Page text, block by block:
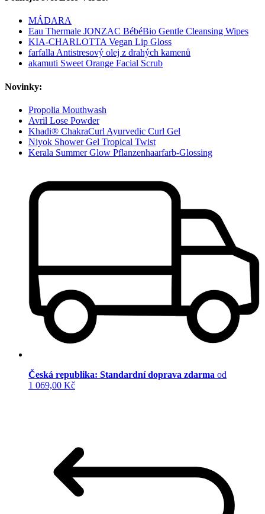
MÁDARA
Eau Thermale JONZAC BébéBio Gentle Cleansing Wipes
KIA-CHARLOTTA Vegan Lip Gloss
farfalla Antistresový olej z drahých kamenů
akamuti Sweet Orange Facial Scrub
Novinky:
Propolia Mouthwash
Avril Lose Powder
Khadi® ChakraCurl Ayurvedic Curl Gel
Niyok Shower Gel Tropical Twist
Kerala Summer Glow Pflanzenhaarfarb-Glossing
Česká republika: Standardní doprava zdarma od
1 069,00 Kč